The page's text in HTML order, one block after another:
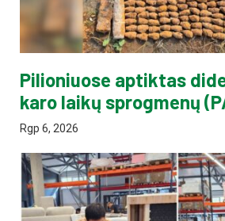
Pilioniuose aptiktas
karo laikų sprogmenų
Rgp 6, 2026